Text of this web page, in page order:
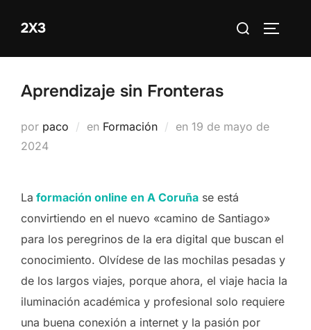
2X3 Buscar:
Aprendizaje sin Fronteras
por paco en Formación en Publicado
19 de mayo de
2024
La formación online en A Coruña se está
convirtiendo en el nuevo «camino de Santiago»
para los peregrinos de la era digital que buscan el
conocimiento. Olvídese de las mochilas pesadas y
de los largos viajes, porque ahora, el viaje hacia la
iluminación académica y profesional solo requiere
una buena conexión a internet y la pasión por